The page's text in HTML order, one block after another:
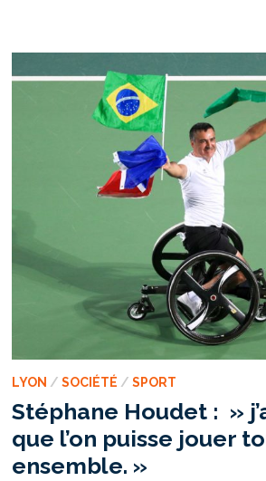
LA
POUR
KECMANOVIC
LYON / SOCIÉTÉ / SPORT
Stéphane Houdet : »
que l’on puisse jouer
ensemble. »